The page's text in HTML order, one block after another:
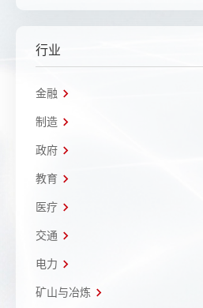
行业
金融
制造
政府
教育
医疗
交通
电力
矿山与冶炼